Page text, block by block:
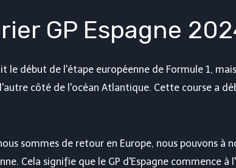
GP Espagne
le début de l'étape européenne de Formule 1,
côté de l'océan Atlantique. Cette course a
sommes de retour en Europe, nous pouvons à
Cela signifie que le GP d'Espagne commence à